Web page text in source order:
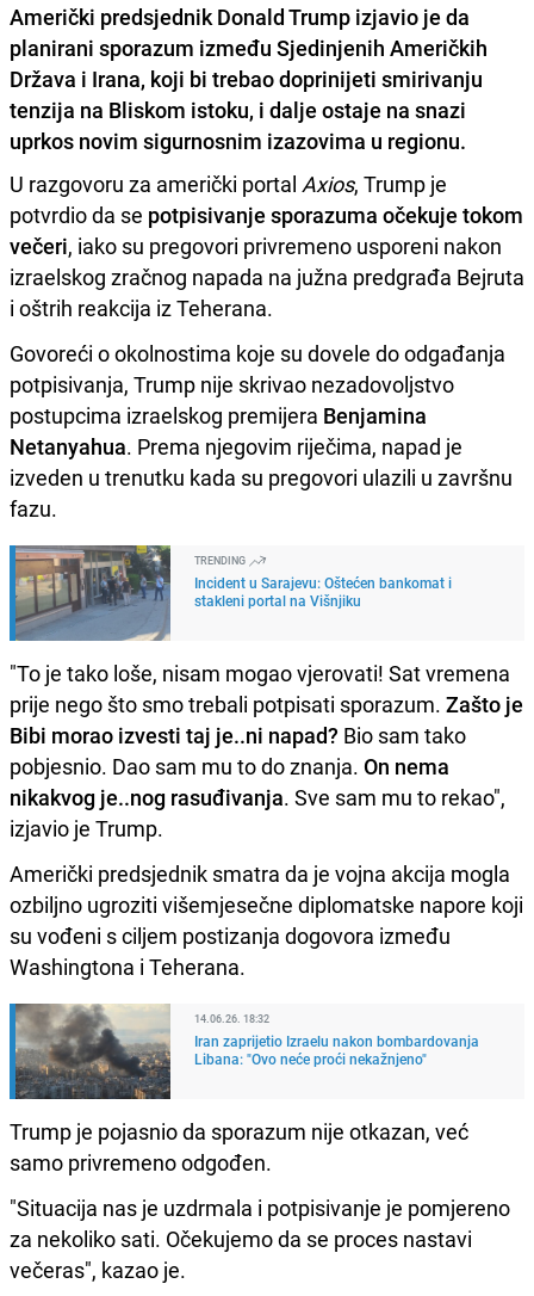
Američki predsjednik Donald Trump izjavio je da
planirani sporazum između Sjedinjenih Američkih
Država i Irana, koji bi trebao doprinijeti smirivanju
tenzija na Bliskom istoku, i dalje ostaje na snazi
uprkos novim sigurnosnim izazovima u regionu.
U razgovoru za američki portal Axios, Trump je
potvrdio da se potpisivanje sporazuma očekuje tokom
večeri, iako su pregovori privremeno usporeni nakon
izraelskog zračnog napada na južna predgrađa Bejruta
i oštrih reakcija iz Teherana.
Govoreći o okolnostima koje su dovele do odgađanja
potpisivanja, Trump nije skrivao nezadovoljstvo
postupcima izraelskog premijera Benjamina
Netanyahua. Prema njegovim riječima, napad je
izveden u trenutku kada su pregovori ulazili u završnu
fazu.
TRENDING
Incident u Sarajevu: Oštećen bankomat i
stakleni portal na Višnjiku
"To je tako loše, nisam mogao vjerovati! Sat vremena
prije nego što smo trebali potpisati sporazum. Zašto je
Bibi morao izvesti taj je..ni napad? Bio sam tako
pobjesnio. Dao sam mu to do znanja. On nema
nikakvog je..nog rasuđivanja. Sve sam mu to rekao",
izjavio je Trump.
Američki predsjednik smatra da je vojna akcija mogla
ozbiljno ugroziti višemjesečne diplomatske napore koji
su vođeni s ciljem postizanja dogovora između
Washingtona i Teherana.
14.06.26. 18:32
Iran zaprijetio Izraelu nakon bombardovanja
Libana: "Ovo neće proći nekažnjeno"
Trump je pojasnio da sporazum nije otkazan, već
samo privremeno odgođen.
"Situacija nas je uzdrmala i potpisivanje je pomjereno
za nekoliko sati. Očekujemo da se proces nastavi
večeras", kazao je.